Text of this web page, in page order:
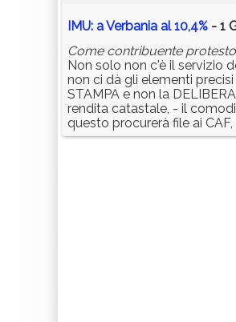
IMU: a Verbania al 10,4% - 1
Come contribuente
Non solo non c'è il servizio
non ci dà gli elementi
STAMPA e non la
rendita catastale, - il
questo procurerà file ai